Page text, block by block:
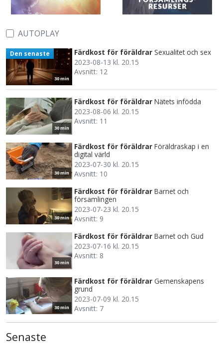
AUTOPLAY
30 min
Den senaste Färdkost för föräldrar Sexualitet och sex
2023-08-13 kl. 20.15
Avsnitt: 12
30 min
Färdkost för föräldrar Nätets infödda
2023-08-06 kl. 20.15
Avsnitt: 11
30 min
Färdkost för föräldrar Föräldraskap i en
digital värld
2023-07-30 kl. 20.15
Avsnitt: 10
30 min
Färdkost för föräldrar Barnet och
församlingen
2023-07-23 kl. 20.15
Avsnitt: 9
30 min
Färdkost för föräldrar Barnet och Gud
2023-07-16 kl. 20.15
Avsnitt: 8
30 min
Färdkost för föräldrar Gemenskapens
grund
2023-07-09 kl. 20.15
Avsnitt: 7
Senaste